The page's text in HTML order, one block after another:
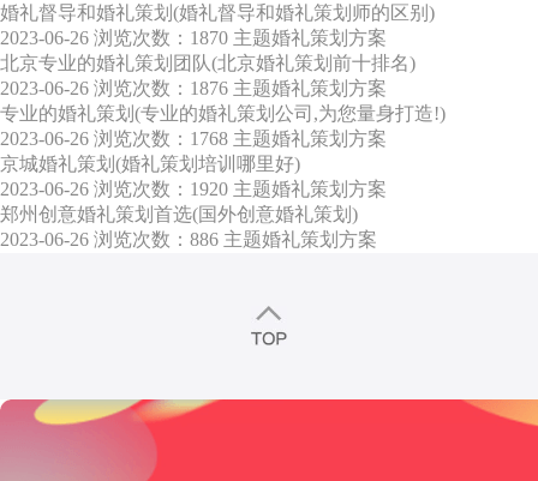
婚礼督导和婚礼策划(婚礼督导和婚礼策划师的区别)
2023-06-26 浏览次数：1870 主题婚礼策划方案
北京专业的婚礼策划团队(北京婚礼策划前十排名)
2023-06-26 浏览次数：1876 主题婚礼策划方案
专业的婚礼策划(专业的婚礼策划公司,为您量身打造!)
2023-06-26 浏览次数：1768 主题婚礼策划方案
京城婚礼策划(婚礼策划培训哪里好)
2023-06-26 浏览次数：1920 主题婚礼策划方案
郑州创意婚礼策划首选(国外创意婚礼策划)
2023-06-26 浏览次数：886 主题婚礼策划方案